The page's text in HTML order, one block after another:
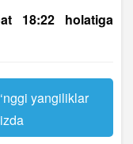
18:22 holatiga
yangiliklar